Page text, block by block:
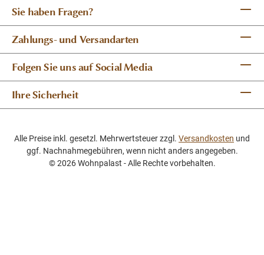
Sie haben Fragen?
Zahlungs- und Versandarten
Folgen Sie uns auf Social Media
Ihre Sicherheit
Alle Preise inkl. gesetzl. Mehrwertsteuer zzgl. Versandkosten und
ggf. Nachnahmegebühren, wenn nicht anders angegeben.
© 2026 Wohnpalast - Alle Rechte vorbehalten.